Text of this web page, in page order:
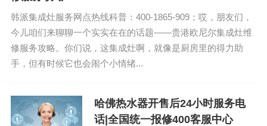
韩派集成灶服务网点热线科普：400-1865-909；哎，朋友们，
今儿咱们来聊聊一个实实在在的话题——贵港欧尼尔集成灶维
修服务攻略。你们说，这集成灶啊，就像是厨房里的得力助
手，但有时候它也会闹个小情绪...
哈佛热水器开售后24小时服务电
话|全国统一报修400客服中心